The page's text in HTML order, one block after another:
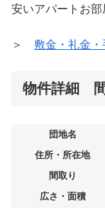
安いアパートお部
＞ 敷金・礼金・
物件詳細
団地名
住所・所在地
間取り
広さ・面積